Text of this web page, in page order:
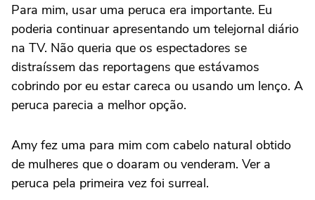
Para mim, usar uma peruca era importante. Eu
poderia continuar apresentando um telejornal diário
na TV. Não queria que os espectadores se
distraíssem das reportagens que estávamos
cobrindo por eu estar careca ou usando um lenço. A
peruca parecia a melhor opção.
Amy fez uma para mim com cabelo natural obtido
de mulheres que o doaram ou venderam. Ver a
peruca pela primeira vez foi surreal.